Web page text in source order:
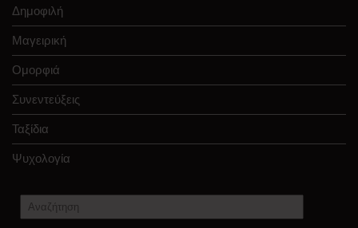
Δημοφιλή
Μαγειρική
Ομορφιά
Συνεντεύξεις
Ταξίδια
Ψυχολογία